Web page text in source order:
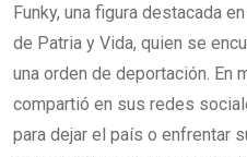
Funky, una figura destacada
de Patria y Vida, quien se
una orden de deportación. En
compartió en sus redes
para dejar el país o enfrentar